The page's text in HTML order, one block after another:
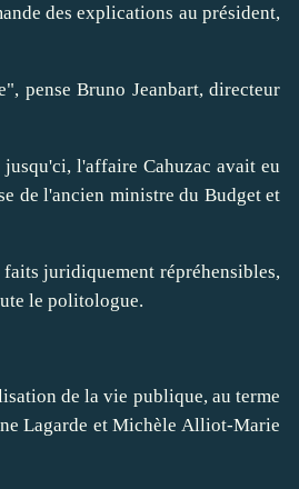
des explications au président,
pense Bruno Jeanbart, directeur
l'affaire Cahuzac avait eu
de l'ancien ministre du Budget et
juridiquement répréhensibles,
le politologue.
de la vie publique, au terme
Lagarde et Michèle Alliot-Marie